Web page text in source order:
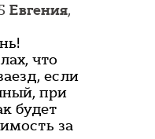
Евгения,
что
если
при
будет
за